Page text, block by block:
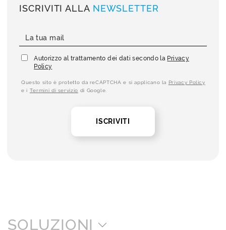
ISCRIVITI ALLA NEWSLETTER
Autorizzo al trattamento dei dati secondo la Privacy
Policy
Questo sito è protetto da reCAPTCHA e si applicano la Privacy Policy
e i Termini di servizio di Google.
ISCRIVITI
SOLUZIONI